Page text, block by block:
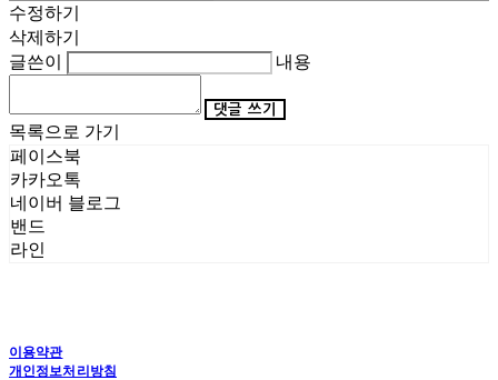
수정하기
삭제하기
글쓴이
내용
댓글 쓰기
목록으로 가기
페이스북
카카오톡
네이버 블로그
밴드
라인
이용약관
개인정보처리방침